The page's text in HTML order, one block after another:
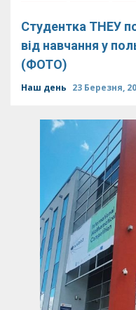
Студентка ТНЕУ
від навчання у
(ФОТО)
Наш день 23 Березня,